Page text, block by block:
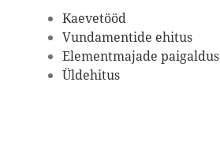
Kaevetööd
Vundamentide ehitus
Elementmajade paigaldus
Üldehitus